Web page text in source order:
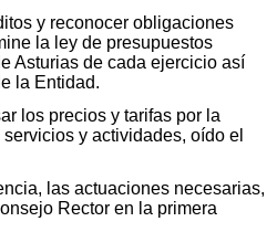
y reconocer obligaciones
la ley de presupuestos
Asturias de cada ejercicio así
la Entidad.
los precios y tarifas por la
y actividades, oído el
las actuaciones necesarias,
Rector en la primera